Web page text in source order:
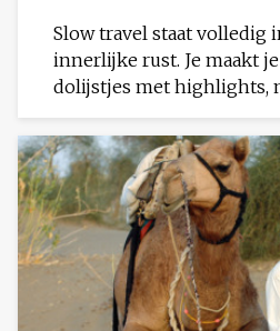
Slow travel staat volledig
innerlijke rust. Je maakt
dolijstjes met highlights,